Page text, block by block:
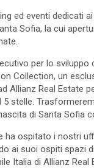
ed eventi dedicati
Sofia, la cui
per lo
Collection, un
Allianz Real Estate
stelle.
di Santa Sofia
ha ospitato i nostri
ai suoi ospiti spazi
Italia di Allianz